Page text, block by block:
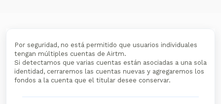
Por seguridad, no está permitido que usuarios individuales
tengan múltiples cuentas de Airtm.
Si detectamos que varias cuentas están asociadas a una sola
identidad, cerraremos las cuentas nuevas y agregaremos los
fondos a la cuenta que el titular desee conservar.